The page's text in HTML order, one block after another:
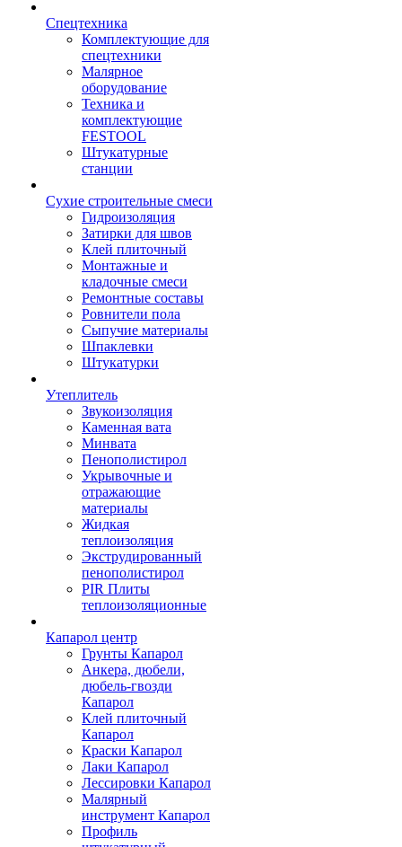
Спецтехника
Комплектующие для
спецтехники
Малярное
оборудование
Техника и
комплектующие
FESTOOL
Штукатурные
станции
Сухие строительные смеси
Гидроизоляция
Затирки для швов
Клей плиточный
Монтажные и
кладочные смеси
Ремонтные составы
Ровнители пола
Сыпучие материалы
Шпаклевки
Штукатурки
Утеплитель
Звукоизоляция
Каменная вата
Минвата
Пенополистирол
Укрывочные и
отражающие
материалы
Жидкая
теплоизоляция
Экструдированный
пенополистирол
PIR Плиты
теплоизоляционные
Капарол центр
Грунты Капарол
Анкера, дюбели,
дюбель-гвозди
Капарол
Клей плиточный
Капарол
Краски Капарол
Лаки Капарол
Лессировки Капарол
Малярный
инструмент Капарол
Профиль